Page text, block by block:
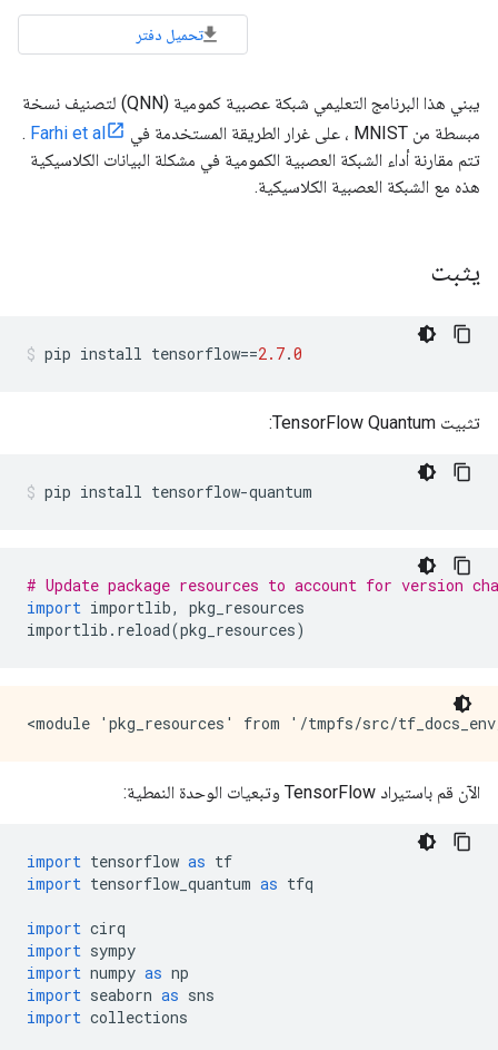
تحميل دفتر
يبني هذا البرنامج التعليمي شبكة عصبية كمومية (QNN) لتصنيف نسخة
مبسطة من MNIST ، على غرار الطريقة المستخدمة في
Farhi et al
.
تتم مقارنة أداء الشبكة العصبية الكمومية في مشكلة البيانات الكلاسيكية
هذه مع الشبكة العصبية الكلاسيكية.
يثبت
pip install tensorflow==2.7.0
تثبيت TensorFlow Quantum:
pip install tensorflow-quantum
# Update package resources to account for version
import importlib,
pkg_resources
importlib . reload(pkg_resources)
الآن قم باستيراد TensorFlow وتبعيات الوحدة النمطية:
import tensorflow as tf
import tensorflow_quantum as tfq
import cirq
import sympy
import numpy as np
import seaborn as sns
import collections